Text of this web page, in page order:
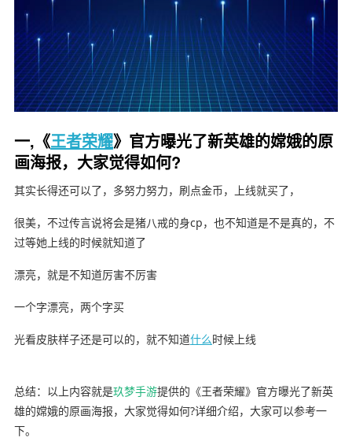
一,《王者荣耀》官方曝光了新英雄的嫦娥的原
画海报，大家觉得如何?
其实长得还可以了，多努力努力，刷点金币，上线就买了，
很美，不过传言说将会是猪八戒的身cp，也不知道是不是真的，不
过等她上线的时候就知道了
漂亮，就是不知道厉害不厉害
一个字漂亮，两个字买
光看皮肤样子还是可以的，就不知道什么时候上线
总结：以上内容就是玖梦手游提供的《王者荣耀》官方曝光了新英
雄的嫦娥的原画海报，大家觉得如何?详细介绍，大家可以参考一
下。